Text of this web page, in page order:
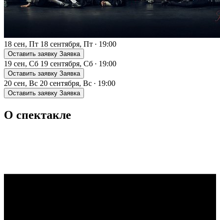
18 сен, Пт 18 сентября, Пт ∙ 19:00
Оставить заявку Заявка
19 сен, Сб 19 сентября, Сб ∙ 19:00
Оставить заявку Заявка
20 сен, Вс 20 сентября, Вс ∙ 19:00
Оставить заявку Заявка
О спектакле